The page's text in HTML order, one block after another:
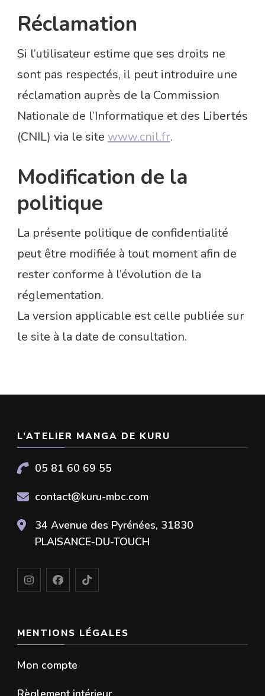
Réclamation
Si l’utilisateur estime que ses droits ne
sont pas respectés, il peut introduire une
réclamation auprès de la Commission
Nationale de l’Informatique et des Libertés
(CNIL) via le site www.cnil.fr.
Modification de la
politique
La présente politique de confidentialité
peut être modifiée à tout moment afin de
rester conforme à l’évolution de la
réglementation.
La version applicable est celle publiée sur
le site à la date de consultation.
L’ATELIER MANGA DE KURU
05 81 60 69 55
contact@kuru-mbc.com
34 Avenue des Pyrénées, 31830
PLAISANCE-DU-TOUCH
MENTIONS LÉGALES
Mon compte